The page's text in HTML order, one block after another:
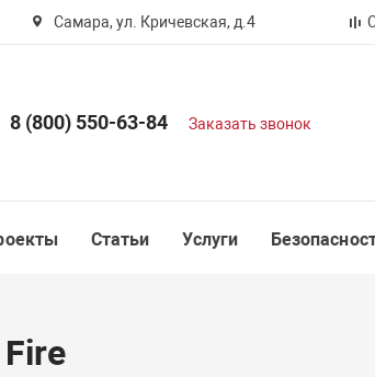
Самара, ул. Кричевская, д.4
8 (800) 550-63-84 Заказать звонок
Статьи Услуги